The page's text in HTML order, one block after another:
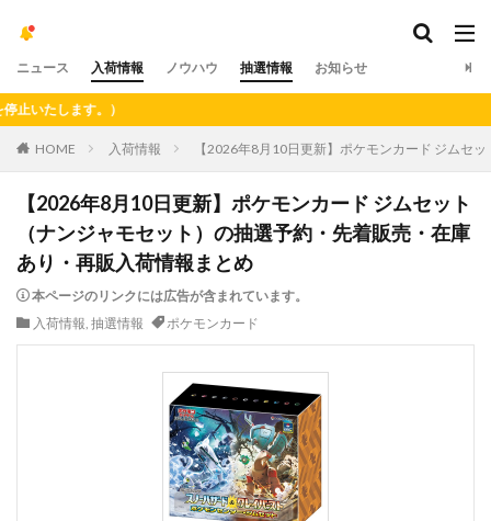
ニュース 入荷情報 ノウハウ 抽選情報 お知らせ
。）
HOME 入荷情報 【2026年8月10日更新】ポケモンカード ジムセ
【2026年8月10日更新】ポケモンカード ジムセット
（ナンジャモセット）の抽選予約・先着販売・在庫
あり・再販入荷情報まとめ
本ページのリンクには広告が含まれています。
入荷情報, 抽選情報 ポケモンカード